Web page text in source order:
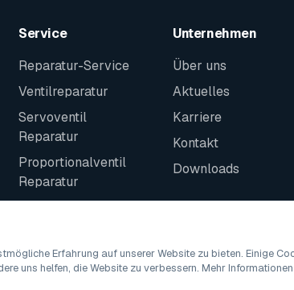
Service
Reparatur-Service
Ventilreparatur
Servoventil
Reparatur
Proportionalventil
Reparatur
Unternehmen
Über uns
Aktuelles
Karriere
Kontakt
Downloads
Erfahrung auf unserer Website zu bieten. Einige
uns helfen, die Website zu verbessern. Mehr